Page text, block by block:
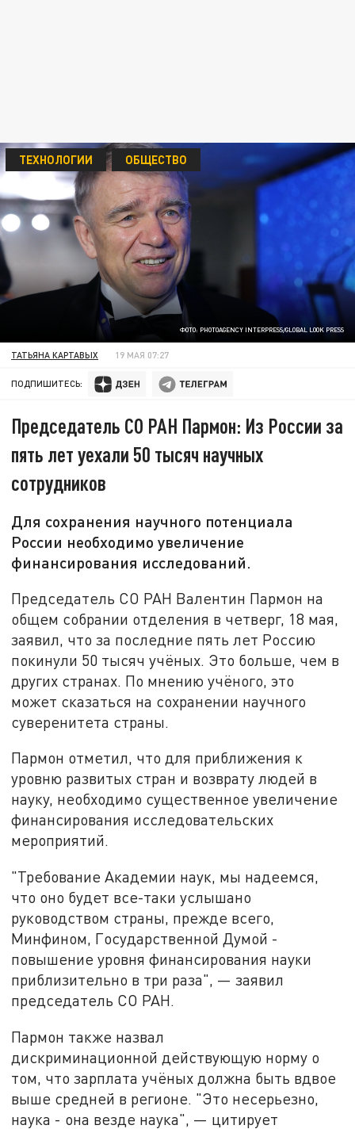
ФОТО: PHOTOAGENCY INTERPRESS/GLOBAL LOOK PRESS
ТЕХНОЛОГИИ ОБЩЕСТВО
ТАТЬЯНА КАРТАВЫХ 19 МАЯ 07:27
ПОДПИШИТЕСЬ:
Председатель СО РАН Пармон: Из России за
пять лет уехали 50 тысяч научных
сотрудников
Для сохранения научного потенциала
России необходимо увеличение
финансирования исследований.
Председатель СО РАН Валентин Пармон на
общем собрании отделения в четверг, 18 мая,
заявил, что за последние пять лет Россию
покинули 50 тысяч учёных. Это больше, чем в
других странах. По мнению учёного, это
может сказаться на сохранении научного
суверенитета страны.
Пармон отметил, что для приближения к
уровню развитых стран и возврату людей в
науку, необходимо существенное увеличение
финансирования исследовательских
мероприятий.
"Требование Академии наук, мы надеемся,
что оно будет все-таки услышано
руководством страны, прежде всего,
Минфином, Государственной Думой -
повышение уровня финансирования науки
приблизительно в три раза", — заявил
председатель СО РАН.
Пармон также назвал
дискриминационной действующую норму о
том, что зарплата учёных должна быть вдвое
выше средней в регионе. "Это несерьезно,
наука - она везде наука", — цитирует